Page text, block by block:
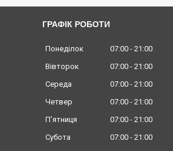
ГРАФІК РОБОТИ
Понеділок 07:00
21:00
Вівторок
07:00
21:00
Середа
07:00
21:00
Четвер
07:00
21:00
Пʼятниця
07:00
21:00
Субота
07:00
21:00